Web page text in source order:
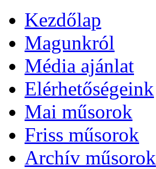
Kezdőlap
Magunkról
Média ajánlat
Elérhetőségeink
Mai műsorok
Friss műsorok
Archív műsorok